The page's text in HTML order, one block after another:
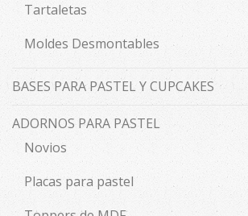
Tartaletas
Moldes Desmontables
BASES PARA PASTEL Y CUPCAKES
ADORNOS PARA PASTEL
Novios
Placas para pastel